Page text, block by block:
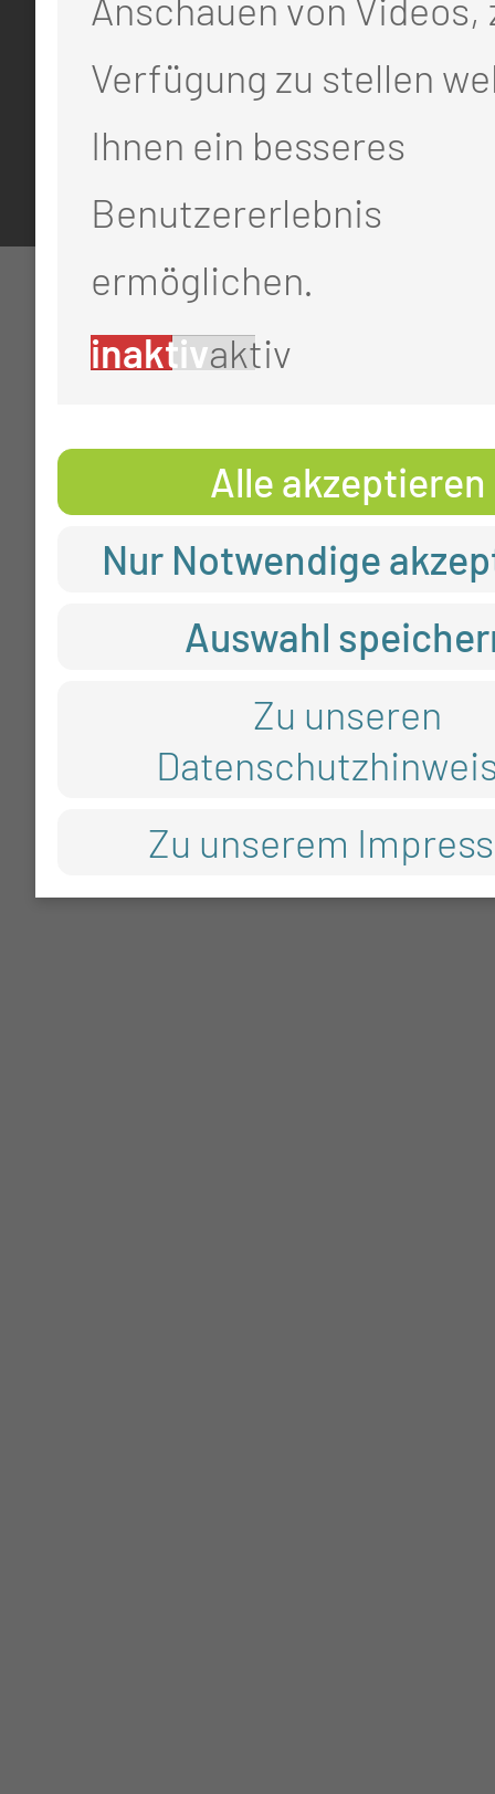
Impressum
Datenschutz
Cookie-Einstellungen
Verfügung zu stellen
Ihnen ein besseres
Benutzererlebnis
ermöglichen.
inaktivaktiv
Alle akzeptieren
Nur Notwendige
Auswahl
Zu unseren
Zu unserem